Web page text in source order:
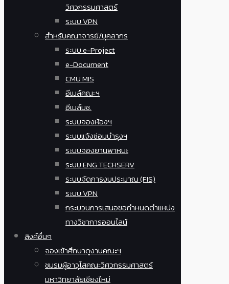
วิศวกรรมศาสตร์
ระบบ VPN
สำหรับคณาจารย์/บุคลากร
ระบบ e-Project
e-Document
CMU MIS
อีเมล์คณะฯ
อีเมล์มช.
ระบบจองห้องฯ
ระบบแจ้งซ่อมบำรุงฯ
ระบบจองยานพาหนะ
ระบบ ENG TECHSERV
ระบบจัดการงบประมาณ (FIS)
ระบบ VPN
กระบวนการเสนอขอกำหนดตำแหน่ง
ทางวิชาการออนไลน์
ลิงค์อื่นๆ
จองเข้าศึกษาดูงานคณะฯ
ชมรมผู้อาวุโสคณะวิศวกรรมศาสตร์
มหาวิทยาลัยเชียงใหม่